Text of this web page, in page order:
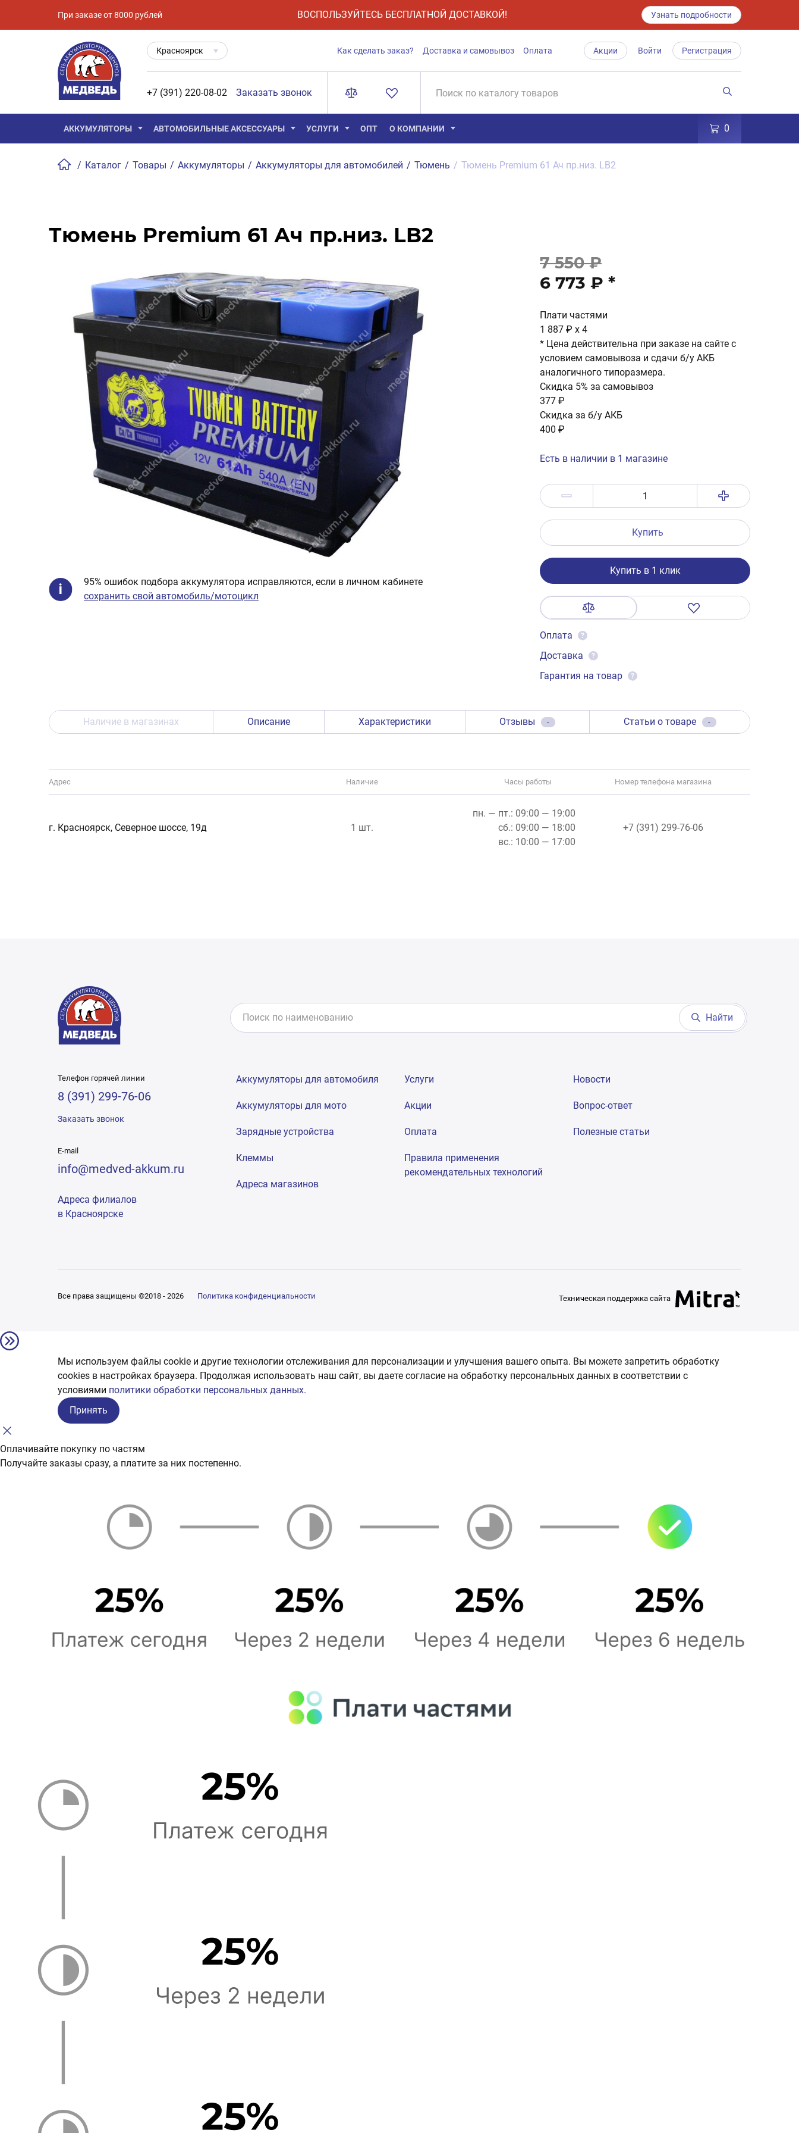
При заказе от 8000 рублей ВОСПОЛЬЗУЙТЕСЬ БЕСПЛАТНОЙ ДОСТАВКОЙ! Узнать подробности
Красноярск Как сделать заказ? Доставка и самовывоз Оплата Акции Войти Регистрация
+7 (391) 220-08-02 Заказать звонок
АККУМУЛЯТОРЫ АВТОМОБИЛЬНЫЕ АКСЕССУАРЫ УСЛУГИ ОПТ О КОМПАНИИ 0
/ Каталог / Товары / Аккумуляторы / Аккумуляторы для автомобилей / Тюмень / Тюмень Premium 61 Ач пр.низ. LB2
Тюмень Premium 61 Ач пр.низ. LB2
95% ошибок подбора аккумулятора исправляются, если в личном кабинете
сохранить свой автомобиль/мотоцикл
7 550 ₽
6 773 ₽ *
Плати частями
1 887 ₽ x 4
* Цена действительна при заказе на сайте с
условием самовывоза и сдачи б/у АКБ
аналогичного типоразмера.
Скидка 5% за самовывоз
377 ₽
Скидка за б/у АКБ
400 ₽
Есть в наличии в 1 магазине
Купить
Купить в 1 клик
Оплата ?
Доставка ?
Гарантия на товар ?
Наличие в магазинах Описание Характеристики Отзывы - Статьи о товаре -
Адрес Наличие Часы работы Номер телефона магазина
г. Красноярск, Северное шоссе, 19д 1 шт.
пн. — пт.: 09:00 — 19:00
сб.: 09:00 — 18:00
вс.: 10:00 — 17:00
+7 (391) 299-76-06
Найти
Телефон горячей линии
8 (391) 299-76-06
Заказать звонок
E-mail
info@medved-akkum.ru
Адреса филиалов
в Красноярске
Аккумуляторы для автомобиля
Аккумуляторы для мото
Зарядные устройства
Клеммы
Адреса магазинов
Услуги
Акции
Оплата
Правила применения
рекомендательных технологий
Новости
Вопрос-ответ
Полезные статьи
Все права защищены ©2018 - 2026 Политика конфиденциальности Техническая поддержка сайта
Мы используем файлы cookie и другие технологии отслеживания для персонализации и улучшения вашего опыта. Вы можете запретить обработку
сookies в настройках браузера. Продолжая использовать наш сайт, вы даете согласие на обработку персональных данных в соответствии с
условиями политики обработки персональных данных.
Принять
Оплачивайте покупку по частям
Получайте заказы сразу, а платите за них постепенно.